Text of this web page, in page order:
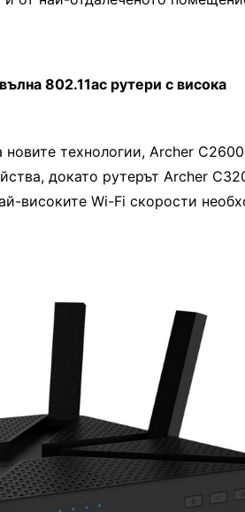
802.11ac рутери с висока
технологии, Archer
докато рутерът Archer
високите Wi-Fi скорости